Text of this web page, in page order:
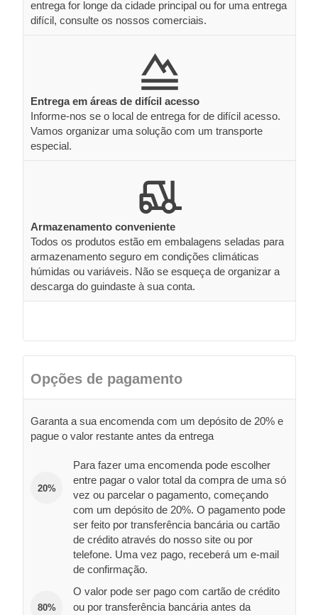
entrega for longe da cidade principal ou for uma entrega
difícil, consulte os nossos comerciais.
Entrega em áreas de difícil acesso
Informe-nos se o local de entrega for de difícil acesso.
Vamos organizar uma solução com um transporte
especial.
Armazenamento conveniente
Todos os produtos estão em embalagens seladas para
armazenamento seguro em condições climáticas
húmidas ou variáveis. Não se esqueça de organizar a
descarga do guindaste à sua conta.
Opções de pagamento
Garanta a sua encomenda com um depósito de 20% e
pague o valor restante antes da entrega
20%
Para fazer uma encomenda pode escolher
entre pagar o valor total da compra de uma só
vez ou parcelar o pagamento, começando
com um depósito de 20%. O pagamento pode
ser feito por transferência bancária ou cartão
de crédito através do nosso site ou por
telefone. Uma vez pago, receberá um e-mail
de confirmação.
80%
O valor pode ser pago com cartão de crédito
ou por transferência bancária antes da